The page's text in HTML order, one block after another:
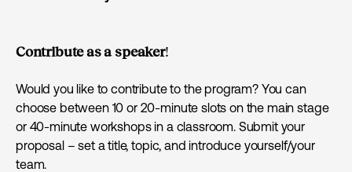
Contribute as a speaker!
Would you like to contribute to the program? You can
choose between 10 or 20-minute slots on the main stage
or 40-minute workshops in a classroom. Submit your
proposal – set a title, topic, and introduce yourself/your
team.